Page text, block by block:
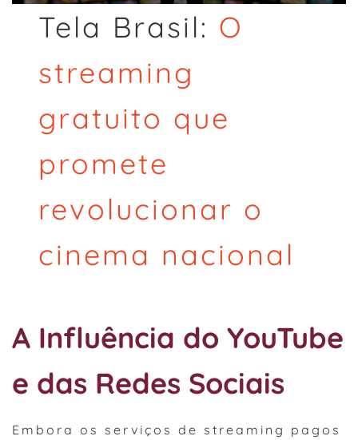
Tela Brasil: O
streaming
gratuito que
promete
revolucionar o
cinema nacional
A Influência do YouTube
e das Redes Sociais
Embora os serviços de streaming pagos